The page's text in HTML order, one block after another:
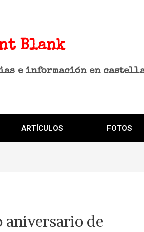
Blank
e información en
ARTÍCULOS FOTOS
aniversario de